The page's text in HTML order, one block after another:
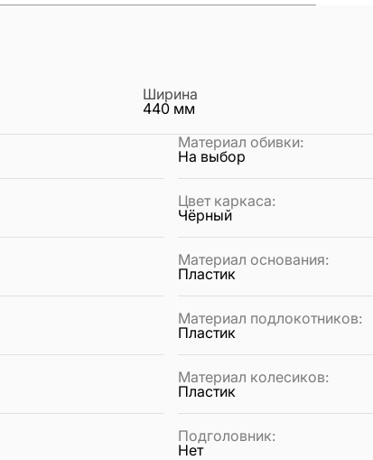
Ширина
440 мм
Материал обивки:
На выбор
Цвет каркаса:
Чёрный
Материал основания:
Пластик
Материал подлокотников:
Пластик
Материал колесиков:
Пластик
Подголовник:
Нет